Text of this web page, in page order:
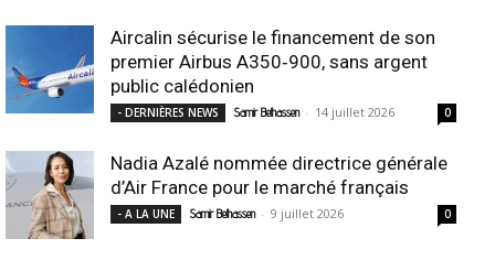
Aircalin sécurise le financement de son
premier Airbus A350‑900, sans argent
public calédonien
- DERNIÈRES NEWS Samir Belhassen - 14 juillet 2026 0
Nadia Azalé nommée directrice générale
d’Air France pour le marché français
- A LA UNE Samir Belhassen - 9 juillet 2026 0